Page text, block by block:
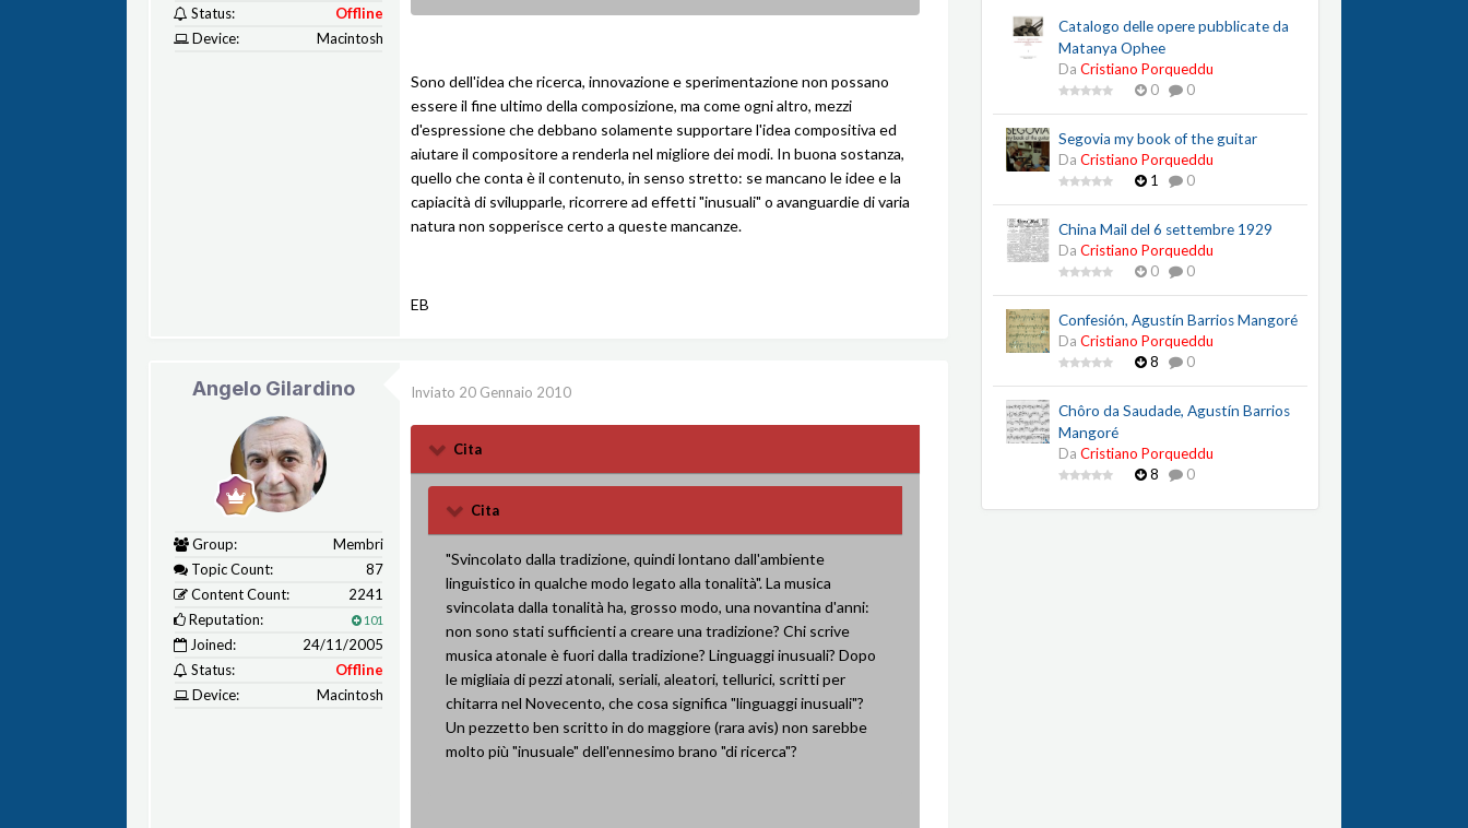
Status:
Offline
Device:
Macintosh
Sono dell'idea che ricerca, innovazione e sperimentazione non possano
essere il fine ultimo della composizione, ma come ogni altro, mezzi
d'espressione che debbano solamente supportare l'idea compositiva ed
aiutare il compositore a renderla nel migliore dei modi. In buona sostanza,
quello che conta è il contenuto, in senso stretto: se mancano le idee e la
capiacità di svilupparle, ricorrere ad effetti "inusuali" o avanguardie di varia
natura non sopperisce certo a queste mancanze.
EB
Angelo Gilardino
Group:
Membri
Topic Count:
87
Content Count:
2241
Reputation:
101
Joined:
24/11/2005
Status:
Offline
Device:
Macintosh
Inviato 20 Gennaio 2010
Cita
Cita
"Svincolato dalla tradizione, quindi lontano dall'ambiente
linguistico in qualche modo legato alla tonalità". La musica
svincolata dalla tonalità ha, grosso modo, una novantina d'anni:
non sono stati sufficienti a creare una tradizione? Chi scrive
musica atonale è fuori dalla tradizione? Linguaggi inusuali? Dopo
le migliaia di pezzi atonali, seriali, aleatori, tellurici, scritti per
chitarra nel Novecento, che cosa significa "linguaggi inusuali"?
Un pezzetto ben scritto in do maggiore (rara avis) non sarebbe
molto più "inusuale" dell'ennesimo brano "di ricerca"?
Catalogo delle opere pubblicate da
Matanya Ophee
Da Cristiano Porqueddu
0
0
Segovia my book of the guitar
Da Cristiano Porqueddu
1
0
China Mail del 6 settembre 1929
Da Cristiano Porqueddu
0
0
Confesión, Agustín Barrios Mangoré
Da Cristiano Porqueddu
8
0
Chôro da Saudade, Agustín Barrios
Mangoré
Da Cristiano Porqueddu
8
0